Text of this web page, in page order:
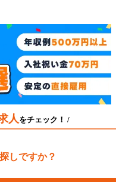
人 をチェック！ /
しですか？